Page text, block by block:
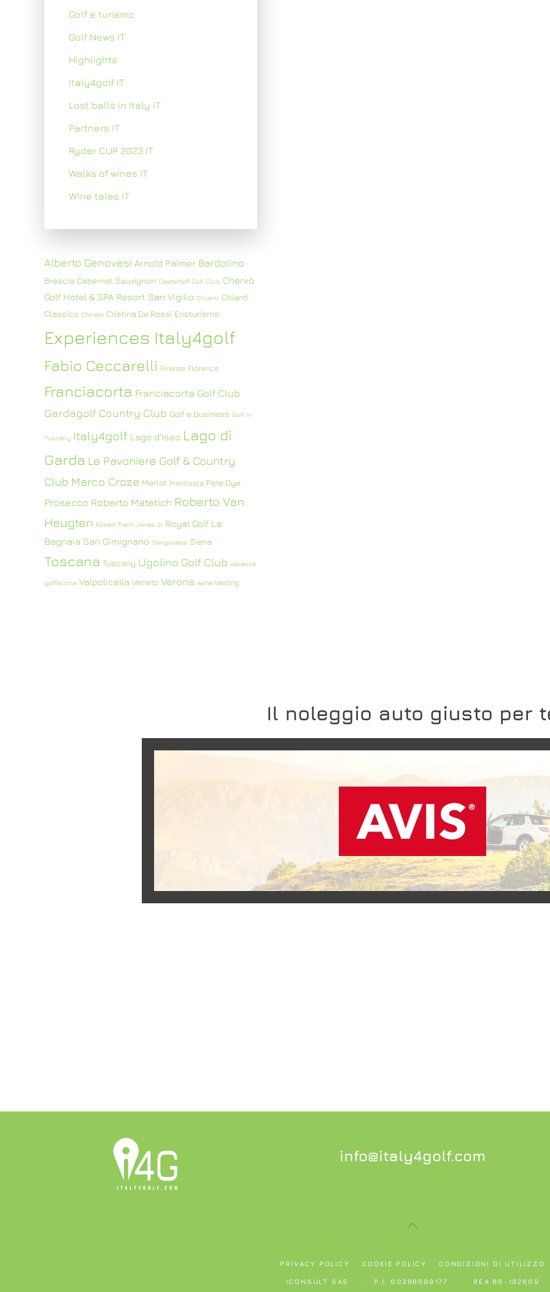
Golf e turismo
Golf News IT
Highlights
Italy4golf IT
Lost balls in Italy IT
Partners IT
Ryder CUP 2023 IT
Walks of wines IT
Wine tales IT
Alberto Genovesi Arnold Palmer Bardolino
Brescia Cabernet Sauvignon Castelfalfi Golf Club Chervò
Golf Hotel & SPA Resort San Vigilio Chianti Chianti
Classico Christo Cristina De Rossi Enoturismo
Experiences Italy4golf
Fabio Ceccarelli Firenze Florence
Franciacorta Franciacorta Golf Club
Gardagolf Country Club Golf e business Golf in
Tuscany Italy4golf Lago d'Iseo Lago di
Garda Le Pavoniere Golf & Country
Club Marco Croze Merlot Montisola Pete Dye
Prosecco Roberto Matetich Roberto Van
Heugten Robert Trent Jones Jr Royal Golf La
Bagnaia San Gimignano Sangiovese Siena
Toscana Tuscany Ugolino Golf Club vacanze
golfistiche Valpolicella Veneto Verona wine tasting
Il noleggio auto giusto per
SCOPRI L'OFFERTA
info@italy4golf.com
PRIVACY POLICY COOKIE POLICY CONDIZIONI DI UTILIZZO
ICONSULT SAS P.I. 00296590177 REA BS-182609